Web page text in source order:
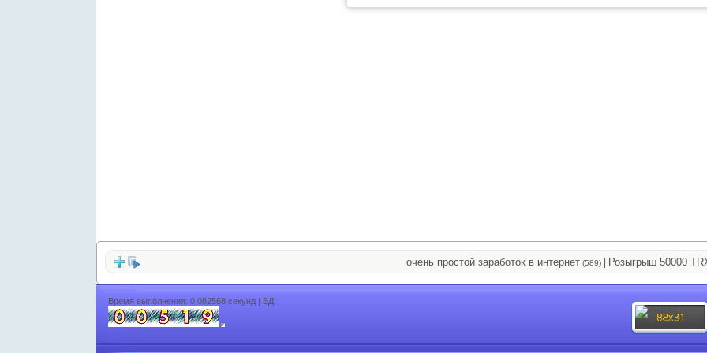
очень простой заработок в интернет(589) |Розыгрыш 50000 TRX
Время выполнения: 0,082568 секунд | БД: